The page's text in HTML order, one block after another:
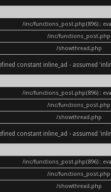
/inc/functions_post.php(896) :
/inc/functions_post.php
/showthread.php
constant inline_ad - assumed
/inc/functions_post.php(896) :
/inc/functions_post.php
/showthread.php
constant inline_ad - assumed
/inc/functions_post.php(896) :
/inc/functions_post.php
/showthread.php